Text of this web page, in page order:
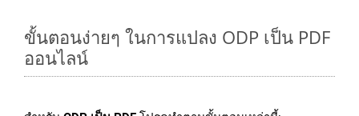
ขั้นตอนง่ายๆ ในการแปลง ODP เป็น PDF
ออนไลน์